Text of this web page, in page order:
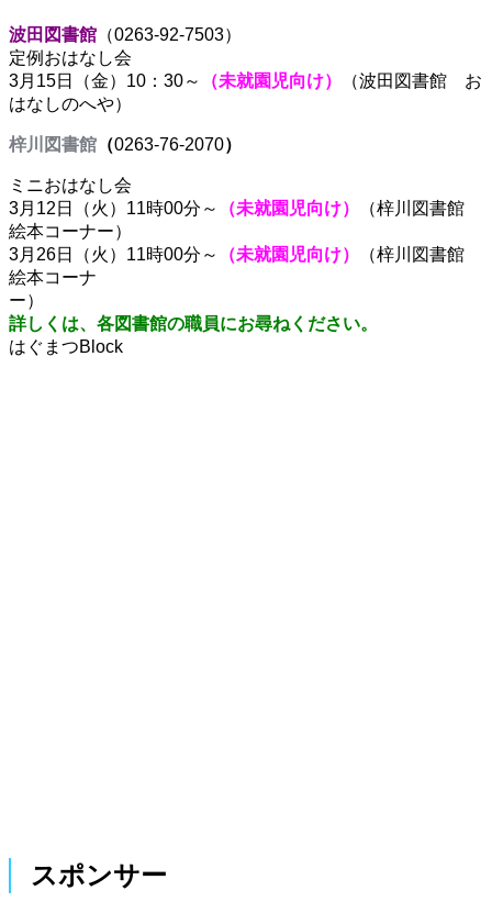
波田図書館 （0263-92-7503）
定例おはなし会
3月15日（金）10：30～
（未就園児向け）
（波田図書館 お
はなしのへや）
梓川図書館 （0263-76-2070）
ミニおはなし会
3月12日（火）11時00分～
（未就園児向け）
（梓川図書館
絵本コーナー）
3月26日（火）11時00分～
（未就園児向け）
（梓川図書館
絵本コーナ
ー
詳しくは、各図書館の職員にお尋ねください。
はぐまつBlock
スポンサー